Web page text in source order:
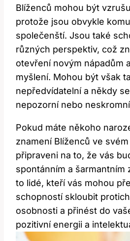
Blíženců mohou být
protože jsou obvykle
společenští. Jsou také
různých perspektiv, což
otevření novým nápadům
myšlení. Mohou být však
nepředvídatelní a někdy
nepozorní nebo
Pokud máte někoho
znamení Blíženců ve
připraveni na to, že vás
spontánním a šarmantním
to lidé, kteří vás mohou
schopností skloubit
osobnosti a přinést do
pozitivní energii a